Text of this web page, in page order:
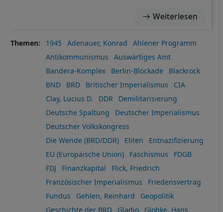
Weiterlesen
Themen 1945 Adenauer, Konrad
Ahlener Programm
Antikommunismus
Auswärtiges Amt
Bandera-Komplex
Berlin-Blockade
Blackrock
BND
BRD Britischer Imperialismus
CIA
Clay, Lucius D.
DDR
Demilitarisierung
Deutsche Spaltung
Deutscher Imperialismus
Deutscher Volkskongress
Die Wende (BRD/DDR)
Eliten
Entnazifizierung
EU (Europäische Union)
Faschismus
FDGB
FDJ
Finanzkapital
Flick, Friedrich
Französischer Imperialismus
Friedensvertrag
Fundus
Gehlen, Reinhard
Geopolitik
Geschichte der BRD
Gladio
Globke, Hans